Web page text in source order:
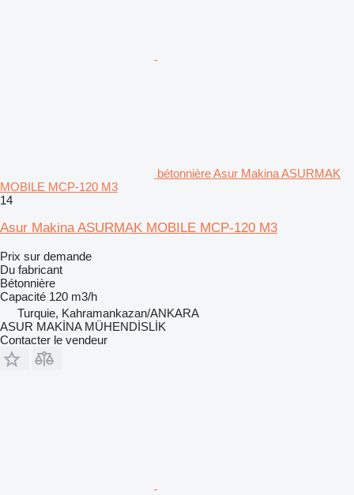
bétonnière Asur Makina ASURMAK
MOBILE MCP-120 M3
14
Asur Makina ASURMAK MOBILE MCP-120 M3
Prix sur demande
Du fabricant
Bétonnière
Capacité 120 m3/h
Turquie, Kahramankazan/ANKARA
ASUR MAKİNA MÜHENDİSLİK
Contacter le vendeur